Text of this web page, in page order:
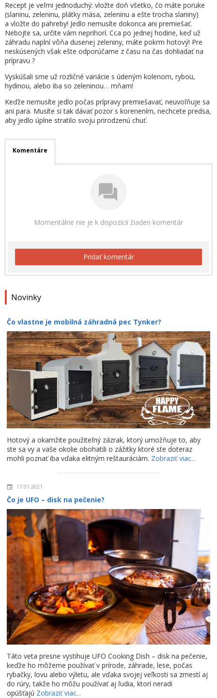
Novinky
Čo vlastne je mobilná záhradná pec Tynker?
Hotový a okamžite použiteľný zázrak, ktorý umožňuje to, aby
ste sa vy a vaše okolie obohatili o zážitky ktoré ste doteraz
mohli poznať iba vďaka elitným reštauráciám. Zobraziť viac...
17.01.2021
Čo je UFO – disk na pečenie?
Táto veta presne vystihuje UFO Cooking Dish – disk na pečenie,
keďže ho môžeme používať v prírode, záhrade, lese, počas
rybačky, lovu alebo výletu, ale vďaka svojej veľkosti sa zmestí aj
do rúry, takže ho môžu používať aj ľudia, ktorí neradi
opúšťajú Zobraziť viac...
Recept je veľmi jednoduchý: vložte doň všetko, čo máte poruke
(slaninu, zeleninu, plátky mäsa, zeleninu a ešte trocha slaniny)
a vložte do pahreby! Jedlo nemusíte dokonca ani premiešať.
Nebojte sa, určite vám neprihorí. Cca po jednej hodine, keď už
záhradu naplní vôňa dusenej zeleniny, máte pokrm hotový! Pre
neskúsených však ešte odporúčame z času na čas dohliadať na
prípravu ?
Vyskúšali sme už rozličné variácie s údeným kolenom, rybou,
hydinou, alebo iba so zeleninou… mňam!
Keďže nemusíte jedlo počas prípravy premiešavať, neuvoľňuje sa
ani para. Musíte si tak dávať pozor s korenením, nechcete predsa,
aby jedlo úplne stratilo svoju prirodzenú chuť.
Komentáre
Momentálne nie je k dispozícií žiaden komentár
Pridať komentár